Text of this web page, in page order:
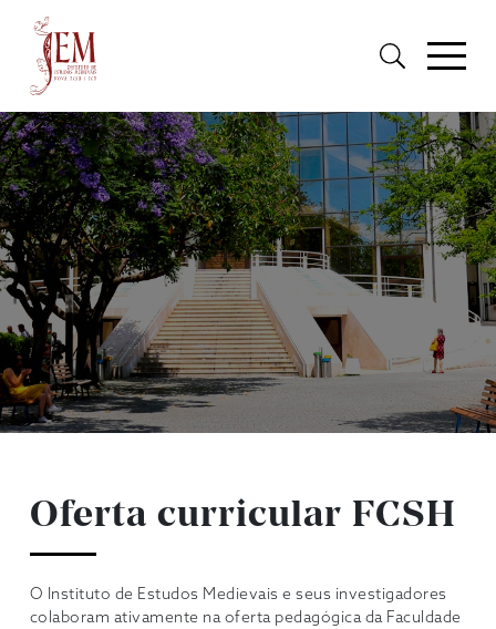
Oferta curricular FCSH
O Instituto de Estudos Medievais e seus investigadores
colaboram ativamente na oferta pedagógica da Faculdade